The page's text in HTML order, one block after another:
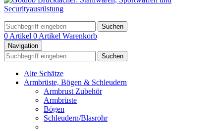
Suchen
0 Artikel 0 Artikel Warenkorb
Navigation
Suchen
Alte Schätze
Armbrüste, Bögen & Schleudern
Armbrust Zubehör
Armbrüste
Bögen
Schleudern/Blasrohr